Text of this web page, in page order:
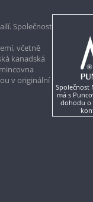
Společnost
včetně
kanadská
v originální
Společnost
má s
dohodu o